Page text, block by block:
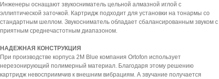
Инженеры оснащают звукосниматель цельной алмазной иглой с
эллиптической заточкой. Картридж подходит для установки на тонармы со
стандартным шеллом. Звукосниматель обладает сбалансированным звуком с
приятным среднечастотным диапазоном.
НАДЕЖНАЯ КОНСТРУКЦИЯ
При производстве корпуса 2M Blue компания Ortofon использует
нерезонирующий полимерный материал. Благодаря этому решению
картридж невосприимчив к внешним вибрациям. А звучание получается